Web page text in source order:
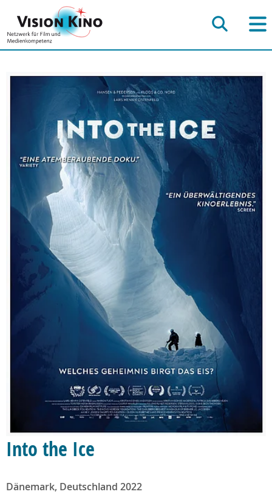
Into the Ice
Dänemark, Deutschland 2022